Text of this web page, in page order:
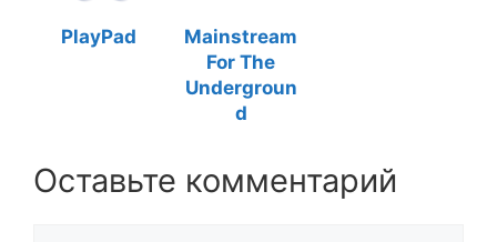
PlayPad
Mainstream
For The
Undergroun
d
Оставьте комментарий